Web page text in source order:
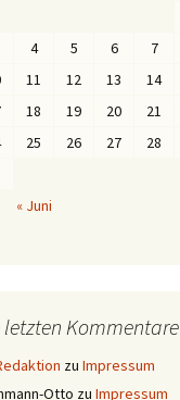
« Juni
4 5 6 7
11 12 13 14
18 19 20 21
25 26 27 28
letzten Kommentare
zu Impressum
Otto zu Impressum